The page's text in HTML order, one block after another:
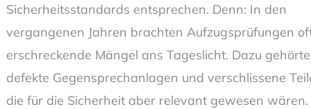
Sicherheitsstandards entsprechen. Denn: In den
vergangenen Jahren brachten Aufzugsprüfungen
erschreckende Mängel ans Tageslicht. Dazu
defekte Gegensprechanlagen und verschlissene
die für die Sicherheit aber relevant gewesen wären.